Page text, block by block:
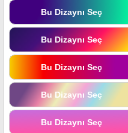
Bu Dizaynı Seç
Bu Dizaynı Seç
Bu Dizaynı Seç
Bu Dizaynı Seç
Bu Dizaynı Seç